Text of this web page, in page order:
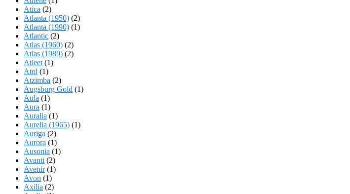
Atica (2)
Atlanta (1950) (2)
Atlanta (1990) (1)
Atlantic (2)
Atlas (1960) (2)
Atlas (1989) (2)
Atleet (1)
Atol (1)
Atzimba (2)
Augsburg Gold (1)
Aula (1)
Aura (1)
Auralia (1)
Aurelia (1965) (1)
Auriga (2)
Aurora (1)
Ausonia (1)
Avanti (2)
Avenir(1)
Avon (1)
Axilia (2)